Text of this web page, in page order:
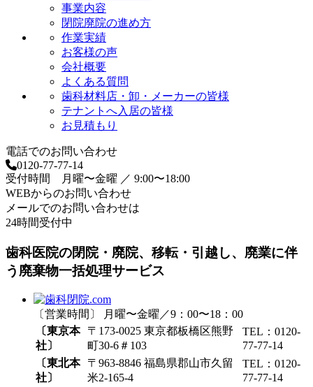
事業内容
閉院廃院の進め方
作業実績
お客様の声
会社概要
よくある質問
歯科材料店・卸・メーカーの皆様
テナントへ入居の皆様
お見積もり
電話でのお問い合わせ
0120-77-77-14
受付時間 月曜〜金曜 ／ 9:00〜18:00
WEBからのお問い合わせ
メールでのお問い合わせは
24時間受付中
歯科医院の閉院・廃院、移転・引越し、廃業に伴
う廃棄物一括処理サービス
〔営業時間〕 月曜〜金曜／9：00〜18：00
〔東京本
社〕
〒173-0025 東京都板橋区熊野
町30-6＃103
TEL：0120-
77-77-14
〔東北本
社〕
〒963-8846 福島県郡山市久留
米2-165-4
TEL：0120-
77-77-14